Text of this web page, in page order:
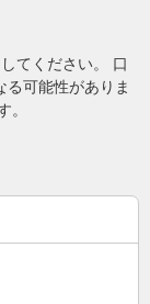
てください。 口
可能性がありま
。